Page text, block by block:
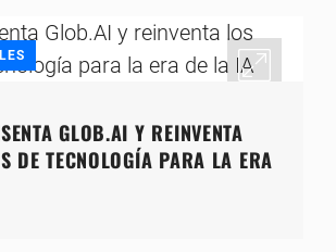
GLOB.AI Y REINVENTA
DE TECNOLOGÍA PARA LA ERA